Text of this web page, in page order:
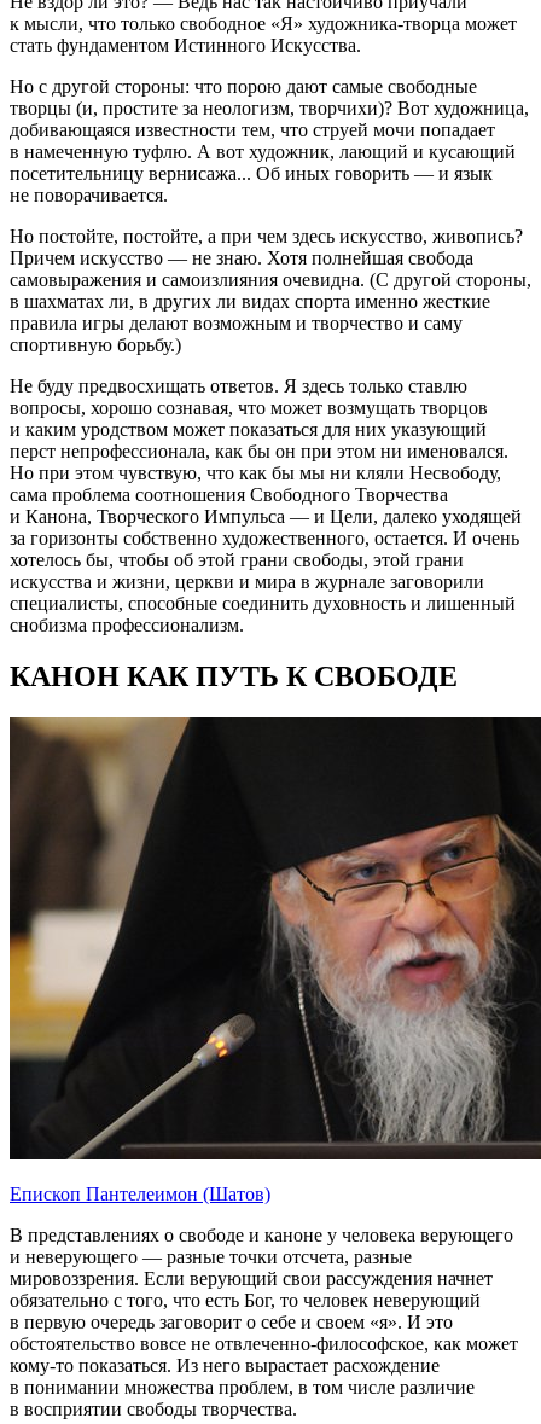
к мысли, что только свободное «Я» художника-творца может
стать фундаментом Истинного Искусства.
Но с другой стороны: что порою дают самые свободные
творцы (и, простите за неологизм, творчихи)? Вот художница,
добивающаяся известности тем, что струей мочи попадает
в намеченную туфлю. А вот художник, лающий и кусающий
посетительницу вернисажа... Об иных говорить — и язык
не поворачивается.
Но постойте, постойте, а при чем здесь искусство, живопись?
Причем искусство — не знаю. Хотя полнейшая свобода
самовыражения и самоизлияния очевидна. (С другой стороны,
в шахматах ли, в других ли видах спорта именно жесткие
правила игры делают возможным и творчество и саму
спортивную борьбу.)
Не буду предвосхищать ответов. Я здесь только ставлю
вопросы, хорошо сознавая, что может возмущать творцов
и каким уродством может показаться для них указующий
перст непрофессионала, как бы он при этом ни именовался.
Но при этом чувствую, что как бы мы ни кляли Несвободу,
сама проблема соотношения Свободного Творчества
и Канона, Творческого Импульса — и Цели, далеко уходящей
за горизонты собственно художественного, остается. И очень
хотелось бы, чтобы об этой грани свободы, этой грани
искусства и жизни, церкви и мира в журнале заговорили
специалисты, способные соединить духовность и лишенный
снобизма профессионализм.
КАНОН КАК ПУТЬ К СВОБОДЕ
Епископ Пантелеимон (Шатов)
В представлениях о свободе и каноне у человека верующего
и неверующего — разные точки отсчета, разные
мировоззрения. Если верующий свои рассуждения начнет
обязательно с того, что есть Бог, то человек неверующий
в первую очередь заговорит о себе и своем «я». И это
обстоятельство вовсе не отвлеченно-философское, как может
кому-то показаться. Из него вырастает расхождение
в понимании множества проблем, в том числе различие
в восприятии свободы творчества.